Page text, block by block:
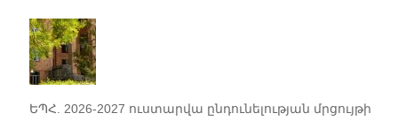
ԵՊՀ. 2026-2027 ուստարվա ընդունելության մրցույթի